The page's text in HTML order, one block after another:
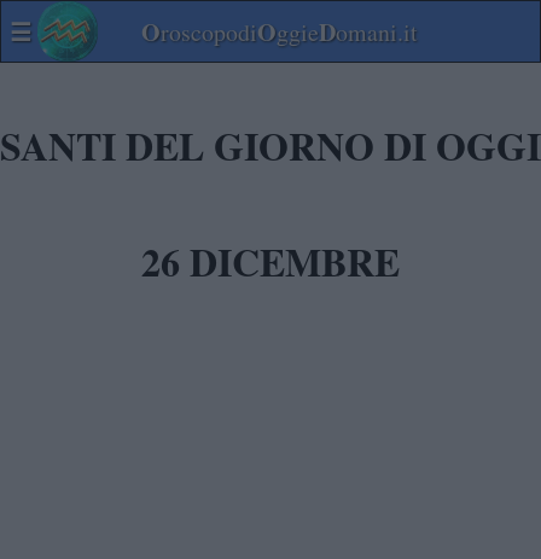
☰ OroscopodiOggieDomani.it
SANTI DEL GIORNO DI OGGI
26 DICEMBRE